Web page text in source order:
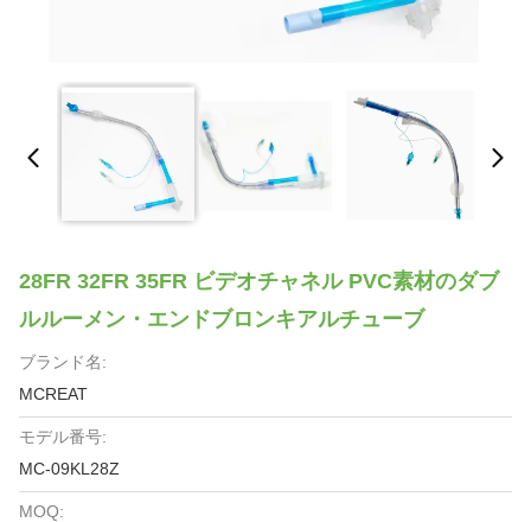
28FR 32FR 35FR ビデオチャネル PVC素材のダブ
ルルーメン・エンドブロンキアルチューブ
ブランド名:
MCREAT
モデル番号:
MC-09KL28Z
MOQ: